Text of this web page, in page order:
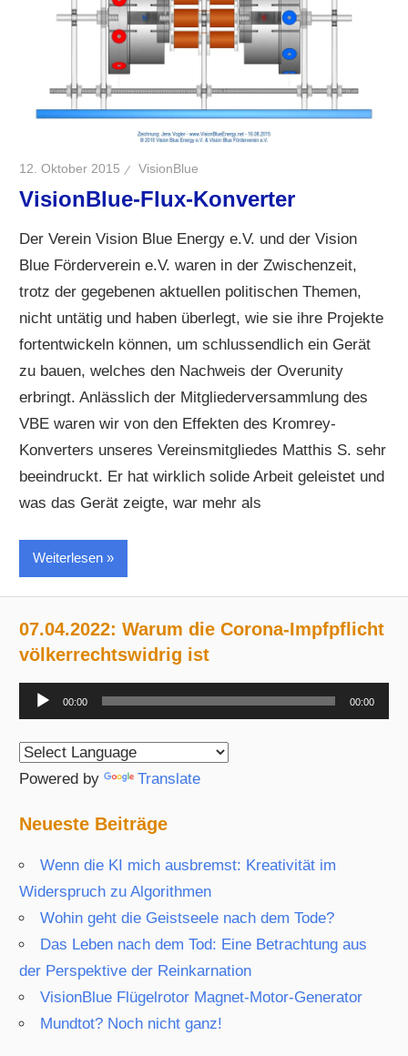
12. Oktober 2015 VisionBlue
VisionBlue-Flux-Konverter
Der Verein Vision Blue Energy e.V. und der Vision
Blue Förderverein e.V. waren in der Zwischenzeit,
trotz der gegebenen aktuellen politischen Themen,
nicht untätig und haben überlegt, wie sie ihre Projekte
fortentwickeln können, um schlussendlich ein Gerät
zu bauen, welches den Nachweis der Overunity
erbringt. Anlässlich der Mitgliederversammlung des
VBE waren wir von den Effekten des Kromrey-
Konverters unseres Vereinsmitgliedes Matthis S. sehr
beeindruckt. Er hat wirklich solide Arbeit geleistet und
was das Gerät zeigte, war mehr als
Weiterlesen
07.04.2022: Warum die Corona-Impfpflicht
völkerrechtswidrig ist
Audio-
Player
00:00 00:00
Powered by Translate
Neueste Beiträge
Wenn die KI mich ausbremst: Kreativität im
Widerspruch zu Algorithmen
Wohin geht die Geistseele nach dem Tode?
Das Leben nach dem Tod: Eine Betrachtung aus
der Perspektive der Reinkarnation
VisionBlue Flügelrotor Magnet-Motor-Generator
Mundtot? Noch nicht ganz!